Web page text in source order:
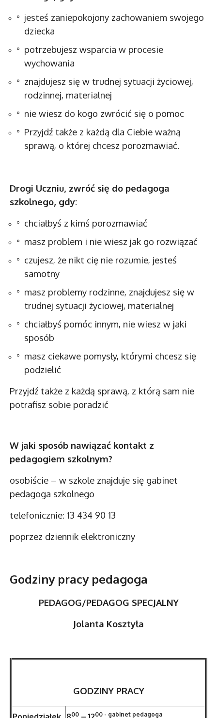
jesteś zaniepokojony zachowaniem swojego
dziecka
potrzebujesz wsparcia w procesie
wychowania
znajdujesz się w trudnej sytuacji życiowej,
rodzinnej, materialnej
nie wiesz do kogo zwrócić się o pomoc
Przyjdź także z każdą dla Ciebie ważną
sprawą, o której chcesz porozmawiać.
Drogi Uczniu, zwróć się do pedagoga
szkolnego, gdy:
chciałbyś z kimś porozmawiać
masz problem i nie wiesz jak go rozwiązać
czujesz, że nikt cię nie rozumie, jesteś
samotny
masz problemy rodzinne, znajdujesz się w
trudnej sytuacji życiowej, materialnej
chciałbyś pomóc innym, nie wiesz w jaki
sposób
masz ciekawe pomysły, którymi chcesz się
podzielić
Przyjdź także z każdą sprawą, z którą sam nie
potrafisz sobie poradzić
W jaki sposób nawiązać kontakt z
pedagogiem szkolnym?
osobiście – w szkole znajduje się gabinet
pedagoga szkolnego
telefonicznie: 13 434 90 13
poprzez dziennik elektroniczny
Godziny pracy pedagoga
PEDAGOG/PEDAGOG SPECJALNY
Jolanta Kosztyła
GODZINY PRACY
00 00 - gabinet pedagoga